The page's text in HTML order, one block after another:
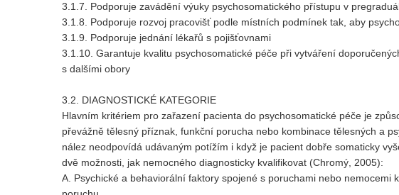
3.1.7. Podporuje zavádění výuky psychosomatického přístupu v
3.1.8. Podporuje rozvoj pracovišť podle místních podmínek tak, aby
3.1.9. Podporuje jednání lékařů s pojišťovnami
3.1.10. Garantuje kvalitu psychosomatické péče při vytváření
s dalšími obory
3.2. DIAGNOSTICKÉ KATEGORIE
Hlavním kritériem pro zařazení pacienta do psychosomatické péče je
převážně tělesný příznak, funkční porucha nebo kombinace tělesných a
nález neodpovídá udávaným potížím i když je pacient dobře somaticky
dvě možnosti, jak nemocného diagnosticky kvalifikovat (Chromý, 2005):
A. Psychické a behaviorální faktory spojené s poruchami nebo